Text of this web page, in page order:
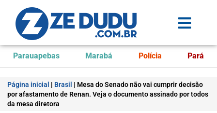
Parauapebas Marabá Polícia Pará
Página inicial | Brasil | Mesa do Senado não vai cumprir decisão
por afastamento de Renan. Veja o documento assinado por todos
da mesa diretora